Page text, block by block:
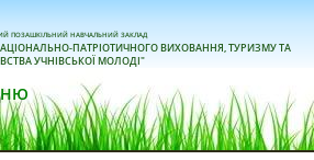
ПОЗАШКІЛЬНИЙ НАВЧАЛЬНИЙ ЗАКЛАД
ПАТРІОТИЧНОГО ВИХОВАННЯ, ТУРИЗМУ ТА
УЧНІВСЬКОЇ МОЛОДІ"